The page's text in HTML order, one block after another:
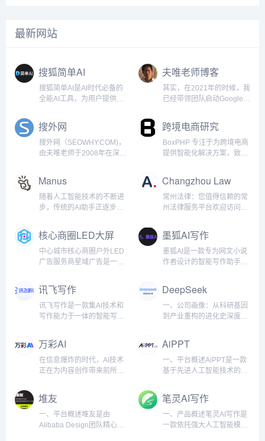
新供应链消息，多家面板厂已开
破P0.3，亮度、对比度与响应速
度全面超越传统OLED。与此同
时，Mini LED背光技术
诟病良率低的Micro LED技术，
如今已在巨量转移与修复环节取
得突破性进展。多
最新网站
搜狐简单AI
搜狐简单AI是AI时代必备的
全能AI工具，为用户提供全
写作、AI在线图片处理。提
供海量图片制作设计模板：
电商图，logo设计，证件
照，智能抠图，图片高清修
白也能轻松玩转AI。产品功
能：AI作图：用户可以通过
文字描述生成各种风格的图
个分享和交流AI提示词的平
台，帮助大家更...
夫唯老师博客
其实，在2021年的时候，我
已经带领团队启动Google
家之间来往封闭，某一天我
突发奇想，如果口罩结束，
岂不是有大量的外国人要来
中国？于是我安排因口罩正
收录很容易，竞争性不强的
长尾词，排名也很容易。谁
知2024年开始还真有大量的
我众多国内旅游业务的搜外
同学，这样，这个新...
搜外网
搜外网（SEOWHY.COM)，
由夫唯老师于2008年在深圳
红书、阿里巴巴等多维SEO
蓝海。我们不仅是搜索引擎
优化的深耕者，更是数字化
平台策略交织碰撞，为学员
开启通往数字化营销的新纪
元。从精细化的关键词布局
员都能掌握数字化时代的核
心竞争力。我们...
跨境电商研究
BoxPHP 专注于为跨境电商
提供智能化解决方案，致力
度融合，帮助企业快速提升
市场竞争力。基于
Laravel/PHP高效开发框
企业提供一站式平台开发与
优化服务，助力电商平台在
激烈的市场中脱颖而出。 我
户带来更高质量的流...
Manus
随着人工智能技术的不断进
步，传统的AI助手正逐步向
力的全能智能体进化。近
日，一支中国研发团队震撼
发布了全球首款AI Agent产
品——Manus。作为一款兼
够为用户提供精准的思维辅
助，更能在工作和生活中“交
付成果”，实现从“想”到“做”
GAIA基准测试中取得了
SOT...
Changzhou Law
常州法律：您值得信赖的常
州法律服务平台欢迎访问常
屈一指的在线法律平台，致
力于为常州地区提供全面的
法律咨询和专业的法律服
务。我们的网站旨在为个人
方案以及高效的争议解决方
式。全面的法律服务在常州
律师事务所，我们提供广泛
台可就劳动争议、合同纠纷
和民事诉讼等问题提供即时
在线法律咨询。企业...
核心商圈LED大屏
媒体
中心城市核心商圈户外LED
广告服务商星域广告是一家
体整合传播公司。致力于为
企业提供精准、高效、价值
最大化的户外广告投放解决
方案，专注于为客户提供城
升价值，助力品牌传播强势
曝光和深度影响力，加深消
费者记忆感知，强化品牌形
务商。 专业团队，用心服务
核心区位，助力品牌强势曝
光 优质...
墨狐AI写作
墨狐AI是一款专为网文小说
作者设计的智能写作助手，
新手还是资深作者，墨狐AI
都能帮助你在创作过程中轻
松应对情节编排、人物设
核心功能智能剧情生成墨狐
AI可以根据用户提供的基本
设定，自动生成丰富的故事
框架，避免创作时遇到的“卡
文”问题。人物塑造与对话编
排墨狐AI...
讯飞写作
讯飞写作是一款集AI技术和
写作能力于一体的智能写作
智能支持，提高工作效率和
创作质量。无论是日常办公
文档、创意写作、内容编
辑，还是专业报告、会议纪
方案。核心功能AI对话写作
讯飞写作支持与用户进行智
能对话，帮助快速生成各类
DeepSeek
一、公司画像：从科研基因
到产业重构的进化史深度求
率”为核心理念的人工智能公
司，创始团队由清华大学、
北京大学等顶尖高校的AI科
立之初即获得红杉中国、高
瓴资本等机构超5亿美元A轮
融资，估值突破30亿美元，
万彩AI
在信息爆炸的时代，AI技术
正在为内容创作带来前所未
强大的AI内容创作工具合
集，正是应对这一时代挑战
而生。它不仅提供AI智能写
作支持，还将AI换脸、照片
AiPPT
一、平台概述AiPPT是一款
基于先进人工智能技术的智
于为用户提供一种快速、高
效且专业的PPT制作体验。
无论是商务演示、教育课
件、项目路演还是日常工作
堆友
一、平台概述堆友是由
Alibaba Design团队精心打
笔灵AI写作
一、产品概述笔灵AI写作是
一款依托强大人工智能模型